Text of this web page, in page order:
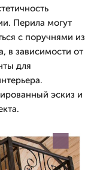
Перила могут
с поручнями из
в зависимости от
для
эскиз и